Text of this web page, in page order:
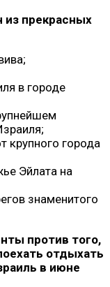
прекрасных
в городе
крупного города
Эйлата на
знаменитого
против того,
отдыхать
в июне